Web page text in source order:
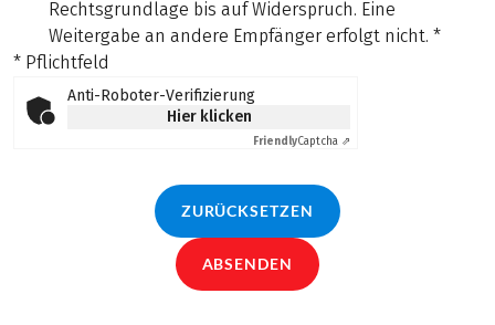
Rechtsgrundlage bis auf Widerspruch. Eine
Weitergabe an andere Empfänger erfolgt nicht. *
* Pflichtfeld
Anti-Roboter-Verifizierung
Hier klicken
FriendlyCaptcha ⇗
ZURÜCKSETZEN
ABSENDEN